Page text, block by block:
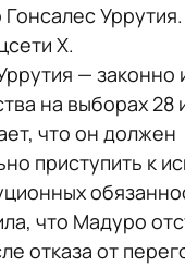
Х.
— законно
на выборах 28
что он должен
приступить к
что Мадуро
отказа от